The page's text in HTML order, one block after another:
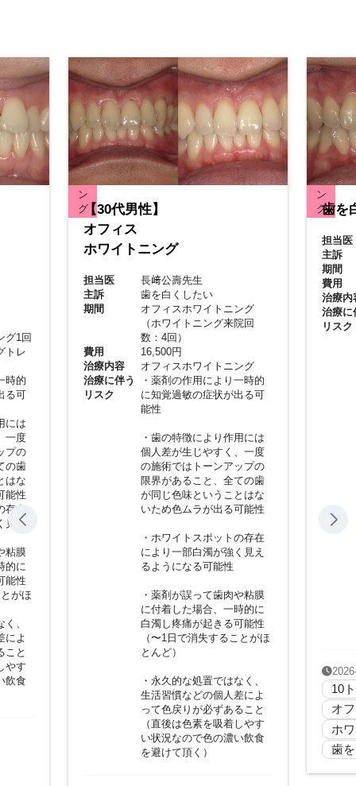
グ1回
トレ
時的
可
には
一度
プの
の歯
はな
能性
在
見え
粘膜
的に
能性
がほ
、
によ
こと
やす
飲食
オ
フ
ィ
ス
ホ
ワ
イ
ト
ン
グ
ホ
ワ
イ
ト
ニ
ン
グ
【30代男性】
オフィス
ホワイトニング
担当医
長﨑公壽先生
主訴
歯を白くしたい
期間
オフィスホワイトニング
（ホワイトニング来院回
数：4回）
費用
16,500円
治療内容
オフィスホワイトニング
治療に伴う
リスク
・薬剤の作用により一時的
に知覚過敏の症状が出る可
能性
・歯の特徴により作用には
個人差が生じやすく、一度
の施術ではトーンアップの
限界があること、全ての歯
が同じ色味ということはな
いため色ムラが出る可能性
・ホワイトスポットの存在
により一部白濁が強く見え
るようになる可能性
・薬剤が誤って歯肉や粘膜
に付着した場合、一時的に
白濁し疼痛が起きる可能性
（〜1日で消失することがほ
とんど）
・永久的な処置ではなく、
生活習慣などの個人差によ
って色戻りが必ずあること
（直後は色素を吸着しやす
い状況なので色の濃い飲食
を避けて頂く）
オ
ス
ホ
イ
ト
ニ
ン
グ
ホ
ト
ニ
グ
歯を
担当医
主訴
期間
費用
治療内
治療に
リスク
10
オ
ホ
歯